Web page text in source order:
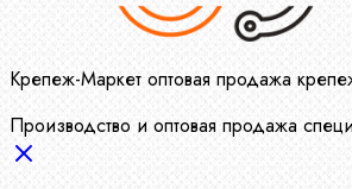
Крепеж-Маркет оптовая продажа
Производство и оптовая продажа